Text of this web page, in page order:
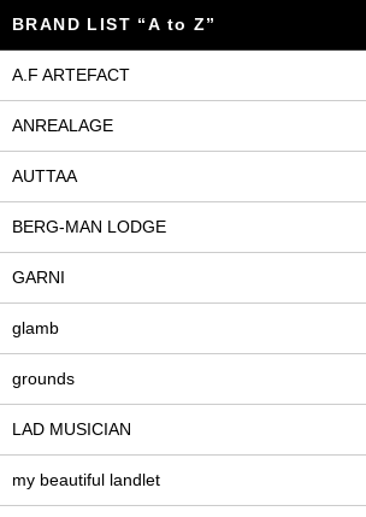
BRAND LIST “A to Z”
A.F ARTEFACT
ANREALAGE
AUTTAA
BERG-MAN LODGE
GARNI
glamb
grounds
LAD MUSICIAN
my beautiful landlet